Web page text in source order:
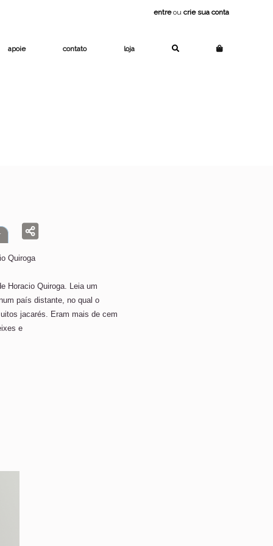
entreou crie sua conta
apoie contato loja
Quiroga
Horacio Quiroga. Leia um
país distante, no qual o
jacarés. Eram mais de cem
e